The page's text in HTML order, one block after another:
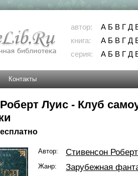
автор: А Б В Г Д
книга:
А Б В Г Д
серия:
А Б В Г Д
Контакты
Луис - Клуб
Автор: Стивенсон
Жанр:
Зарубежная